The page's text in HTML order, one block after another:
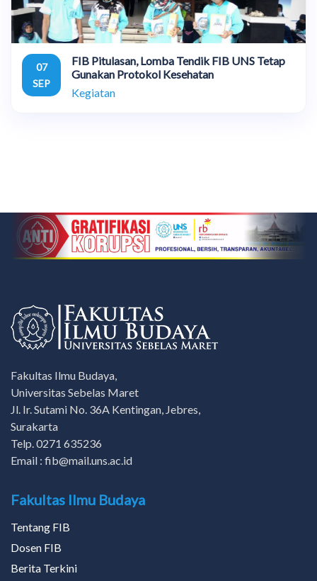
07
SEP
FIB Pitulasan, Lomba Tendik FIB UNS Tetap
Gunakan Protokol Kesehatan
Kegiatan
Fakultas Ilmu Budaya,
Universitas Sebelas Maret
Jl. Ir. Sutami No. 36A Kentingan, Jebres,
Surakarta
Telp. 0271 635236
Email : fib@mail.uns.ac.id
Fakultas Ilmu Budaya
Tentang FIB
Dosen FIB
Berita Terkini